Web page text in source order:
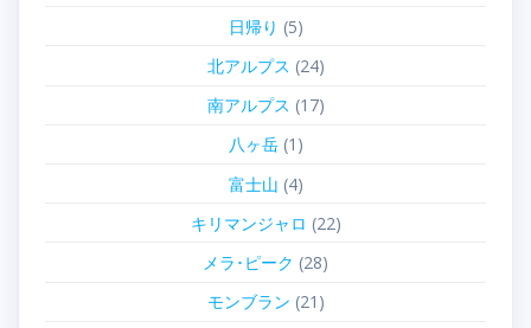
日帰り (5)
北アルプス (24)
南アルプス (17)
八ヶ岳(1)
富士山 (4)
キリマンジャロ (22)
メラ･ピーク (28)
モンブラン (21)